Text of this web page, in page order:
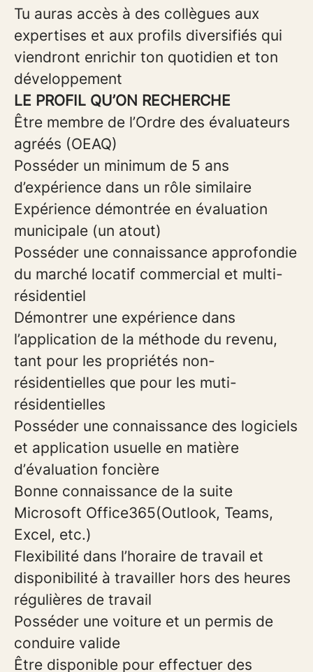
Tu auras accès à des collègues aux
expertises et aux profils diversifiés qui
viendront enrichir ton quotidien et ton
développement
LE PROFIL QU’ON RECHERCHE
Être membre de l’Ordre des évaluateurs
agréés (OEAQ)
Posséder un minimum de 5 ans
d’expérience dans un rôle similaire
Expérience démontrée en évaluation
municipale (un atout)
Posséder une connaissance approfondie
du marché locatif commercial et multi-
résidentiel
Démontrer une expérience dans
l’application de la méthode du revenu,
tant pour les propriétés non-
résidentielles que pour les muti-
résidentielles
Posséder une connaissance des logiciels
et application usuelle en matière
d’évaluation foncière
Bonne connaissance de la suite
Microsoft Office365(Outlook, Teams,
Excel, etc.)
Flexibilité dans l’horaire de travail et
disponibilité à travailler hors des heures
régulières de travail
Posséder une voiture et un permis de
conduire valide
Être disponible pour effectuer des